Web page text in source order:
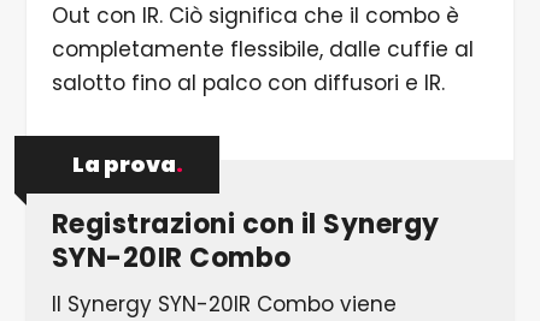
Out con IR. Ciò significa che il combo è
completamente flessibile, dalle cuffie al
salotto fino al palco con diffusori e IR.
La prova.
Registrazioni con il Synergy
SYN-20IR Combo
Il Synergy SYN-20IR Combo viene